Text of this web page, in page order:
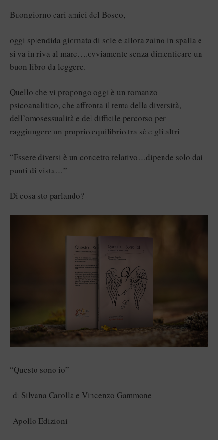
Buongiorno cari amici del Bosco,
oggi splendida giornata di sole e allora zaino in spalla e
si va in riva al mare….ovviamente senza dimenticare un
buon libro da leggere.
Quello che vi propongo oggi è un romanzo
psicoanalitico, che affronta il tema della diversità,
dell’omosessualità e del difficile percorso per
raggiungere un proprio equilibrio tra sè e gli altri.
“Essere diversi è un concetto relativo…dipende solo dai
punti di vista…”
Di cosa sto parlando?
“Questo sono io”
di Silvana Carolla e Vincenzo Gammone
Apollo Edizioni